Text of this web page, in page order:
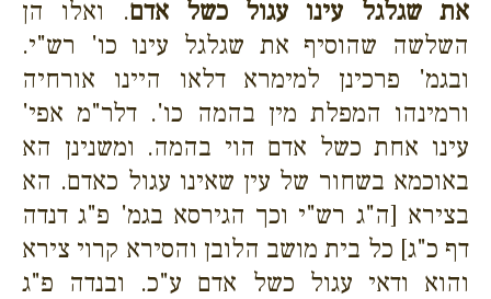
את שגלגל עינו עגול כשל אדם. ואלו הן
השלשה שהוסיף את שגלגל עינו כו' רש"י.
ובגמ' פרכינן למימרא דלאו היינו אורחיה
ורמינהו המפלת מין בהמה כו'. דלר"מ אפי'
עינו אחת כשל אדם הוי בהמה. ומשנינן הא
באוכמא בשחור של עין שאינו עגול כאדם. הא
בצירא [ה"ג רש"י וכך הגירסא בגמ' פ"ג דנדה
דף כ"ג] כל בית מושב הלובן והסירא קרוי צירא
והוא ודאי עגול כשל אדם ע"כ. ובנדה פ"ג